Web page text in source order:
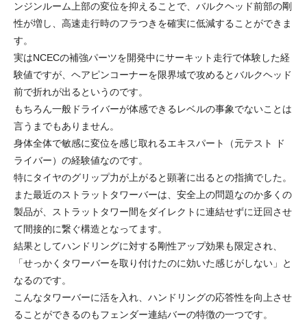
ンジンルーム上部の変位を抑えることで、バルクヘッド前部の剛
性が増し、高速走行時のフラつきを確実に低減することができま
す。
実はNCECの補強パーツを開発中にサーキット走行で体験した経
験値ですが、ヘアピンコーナーを限界域で攻めるとバルクヘッド
前で折れが出るというのです。
もちろん一般ドライバーが体感できるレベルの事象でないことは
言うまでもありません。
身体全体で敏感に変位を感じ取れるエキスパート（元テスト ド
ライバー）の経験値なのです。
特にタイヤのグリップ力が上がると顕著に出るとの指摘でした。
また最近のストラットタワーバーは、安全上の問題なのか多くの
製品が、ストラットタワー間をダイレクトに連結せずに迂回させ
て間接的に繋ぐ構造となってます。
結果としてハンドリングに対する剛性アップ効果も限定され、
「せっかくタワーバーを取り付けたのに効いた感じがしない」と
なるのです。
こんなタワーバーに活を入れ、ハンドリングの応答性を向上させ
ることができるのもフェンダー連結バーの特徴の一つです。